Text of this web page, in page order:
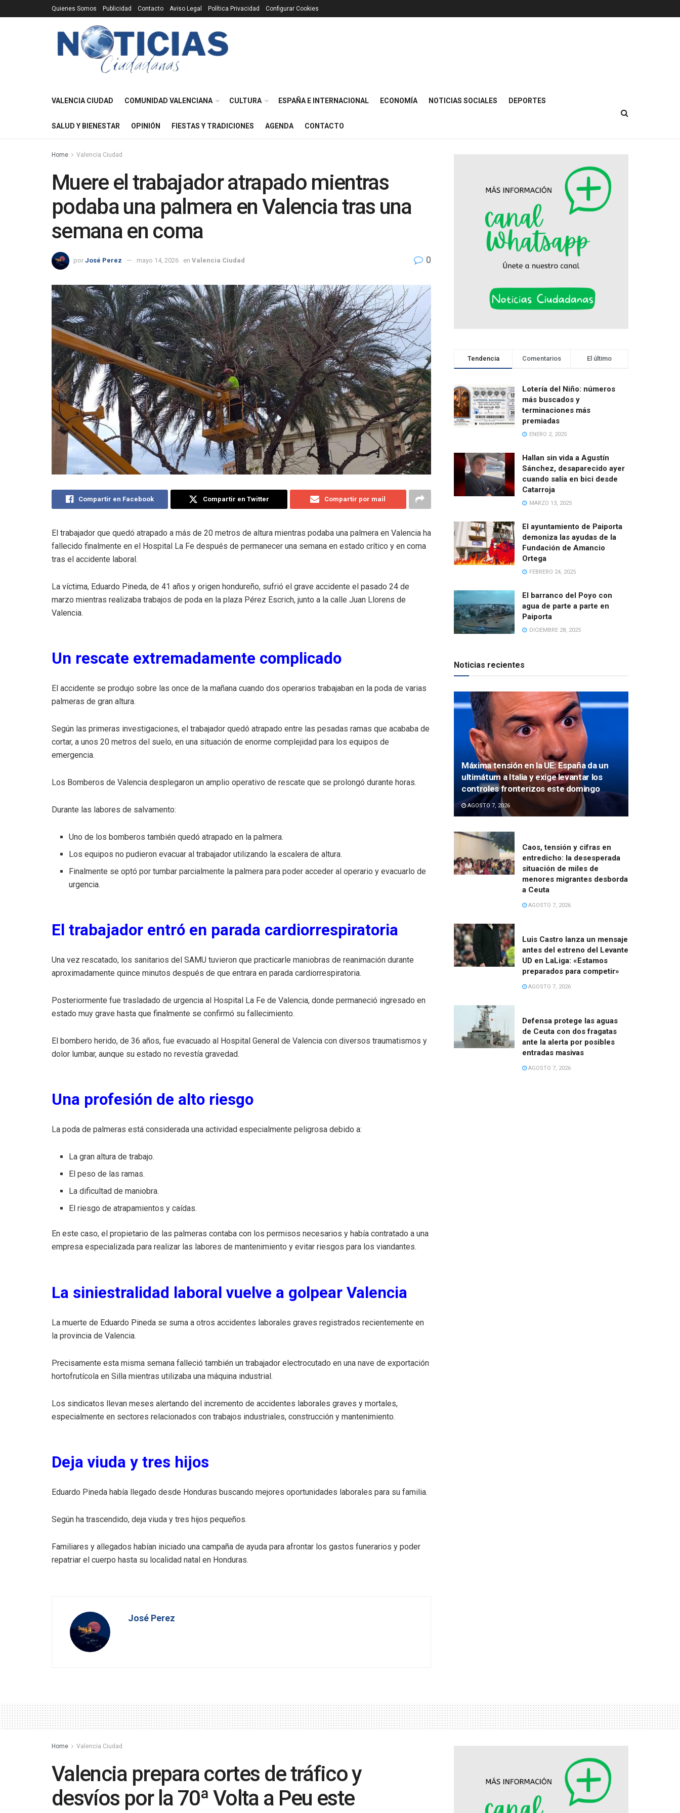
Quienes Somos Publicidad Contacto Aviso Legal Política Privacidad Configurar Cookies
VALENCIA CIUDAD COMUNIDAD VALENCIANA CULTURA ESPAÑA E INTERNACIONAL ECONOMÍA NOTICIAS SOCIALES DEPORTES
SALUD Y BIENESTAR OPINIÓN FIESTAS Y TRADICIONES AGENDA CONTACTO
Home Valencia Ciudad
Muere el trabajador atrapado mientras
podaba una palmera en Valencia tras una
semana en coma
por José Perez mayo 14, 2026 en Valencia Ciudad 0
Compartir en Facebook Compartir en Twitter Compartir por mail
El trabajador que quedó atrapado a más de 20 metros de altura mientras podaba una palmera en Valencia ha
fallecido finalmente en el Hospital La Fe después de permanecer una semana en estado crítico y en coma
tras el accidente laboral.
La víctima, Eduardo Pineda, de 41 años y origen hondureño, sufrió el grave accidente el pasado 24 de
marzo mientras realizaba trabajos de poda en la plaza Pérez Escrich, junto a la calle Juan Llorens de
Valencia.
Un rescate extremadamente complicado
El accidente se produjo sobre las once de la mañana cuando dos operarios trabajaban en la poda de varias
palmeras de gran altura.
Según las primeras investigaciones, el trabajador quedó atrapado entre las pesadas ramas que acababa de
cortar, a unos 20 metros del suelo, en una situación de enorme complejidad para los equipos de
emergencia.
Los Bomberos de Valencia desplegaron un amplio operativo de rescate que se prolongó durante horas.
Durante las labores de salvamento:
Uno de los bomberos también quedó atrapado en la palmera.
Los equipos no pudieron evacuar al trabajador utilizando la escalera de altura.
Finalmente se optó por tumbar parcialmente la palmera para poder acceder al operario y evacuarlo de
urgencia.
El trabajador entró en parada cardiorrespiratoria
Una vez rescatado, los sanitarios del SAMU tuvieron que practicarle maniobras de reanimación durante
aproximadamente quince minutos después de que entrara en parada cardiorrespiratoria.
Posteriormente fue trasladado de urgencia al Hospital La Fe de Valencia, donde permaneció ingresado en
estado muy grave hasta que finalmente se confirmó su fallecimiento.
El bombero herido, de 36 años, fue evacuado al Hospital General de Valencia con diversos traumatismos y
dolor lumbar, aunque su estado no revestía gravedad.
Una profesión de alto riesgo
La poda de palmeras está considerada una actividad especialmente peligrosa debido a:
La gran altura de trabajo.
El peso de las ramas.
La dificultad de maniobra.
El riesgo de atrapamientos y caídas.
En este caso, el propietario de las palmeras contaba con los permisos necesarios y había contratado a una
empresa especializada para realizar las labores de mantenimiento y evitar riesgos para los viandantes.
La siniestralidad laboral vuelve a golpear Valencia
La muerte de Eduardo Pineda se suma a otros accidentes laborales graves registrados recientemente en
la provincia de Valencia.
Precisamente esta misma semana falleció también un trabajador electrocutado en una nave de exportación
hortofrutícola en Silla mientras utilizaba una máquina industrial.
Los sindicatos llevan meses alertando del incremento de accidentes laborales graves y mortales,
especialmente en sectores relacionados con trabajos industriales, construcción y mantenimiento.
Deja viuda y tres hijos
Eduardo Pineda había llegado desde Honduras buscando mejores oportunidades laborales para su familia.
Según ha trascendido, deja viuda y tres hijos pequeños.
Familiares y allegados habían iniciado una campaña de ayuda para afrontar los gastos funerarios y poder
repatriar el cuerpo hasta su localidad natal en Honduras.
José Perez
Tendencia Comentarios El último
Lotería del Niño: números
más buscados y
terminaciones más
premiadas
ENERO 2, 2025
Hallan sin vida a Agustín
Sánchez, desaparecido ayer
cuando salía en bici desde
Catarroja
MARZO 13, 2025
El ayuntamiento de Paiporta
demoniza las ayudas de la
Fundación de Amancio
Ortega
FEBRERO 24, 2025
El barranco del Poyo con
agua de parte a parte en
Paiporta
DICIEMBRE 28, 2025
Noticias recientes
Máxima tensión en la UE: España da un
ultimátum a Italia y exige levantar los
controles fronterizos este domingo
AGOSTO 7, 2026
Caos, tensión y cifras en
entredicho: la desesperada
situación de miles de
menores migrantes desborda
a Ceuta
AGOSTO 7, 2026
Luis Castro lanza un mensaje
antes del estreno del Levante
UD en LaLiga: «Estamos
preparados para competir»
AGOSTO 7, 2026
Defensa protege las aguas
de Ceuta con dos fragatas
ante la alerta por posibles
entradas masivas
AGOSTO 7, 2026
Home Valencia Ciudad
Valencia prepara cortes de tráfico y
desvíos por la 70ª Volta a Peu este